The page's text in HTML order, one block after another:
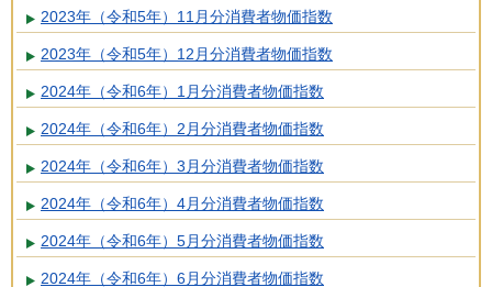
2023年（令和5年）11月分消費者物価指数
2023年（令和5年）12月分消費者物価指数
2024年（令和6年）1月分消費者物価指数
2024年（令和6年）2月分消費者物価指数
2024年（令和6年）3月分消費者物価指数
2024年（令和6年）4月分消費者物価指数
2024年（令和6年）5月分消費者物価指数
2024年（令和6年）6月分消費者物価指数